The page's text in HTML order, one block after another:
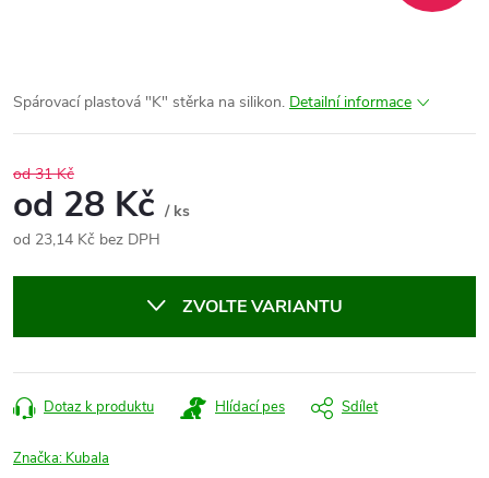
Spárovací plastová "K" stěrka na silikon. Detailní informace
od 31 Kč
od 28 Kč / ks
od 23,14 Kč bez DPH
ZVOLTE VARIANTU
Dotaz k produktu Hlídací pes Sdílet
Značka: Kubala